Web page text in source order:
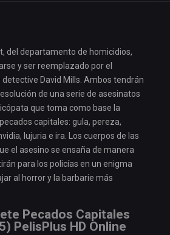
del departamento de homicidios,
y ser reemplazado por el
David Mills. Ambos tendrán
de una serie de asesinatos
que toma como base la
capitales: gula, pereza,
lujuria e ira. Los cuerpos de las
el asesino se ensaña de manera
para los policías en un enigma
al horror y la barbarie más
Pecados Capitales
PelisPlus HD Online